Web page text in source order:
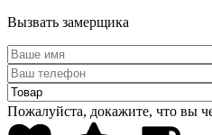
Вызвать замерщика
Пожалуйста, докажите, что вы